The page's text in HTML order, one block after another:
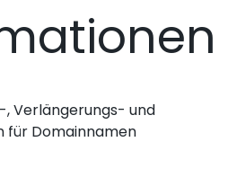
, Verlängerungs- und
für Domainnamen